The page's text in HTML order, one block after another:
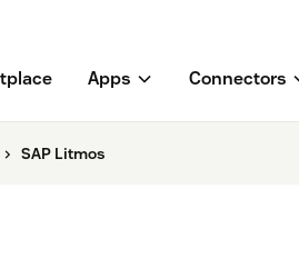
Apps Connectors
SAP Litmos